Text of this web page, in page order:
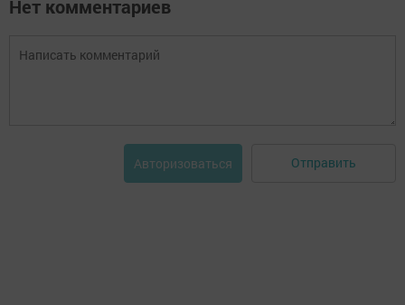
Нет комментариев
Авторизоваться Отправить